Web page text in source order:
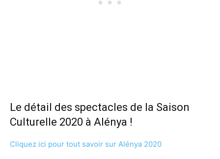
Le détail des spectacles de la Saison
Culturelle 2020 à Alénya !
Cliquez ici pour tout savoir sur Alénya 2020